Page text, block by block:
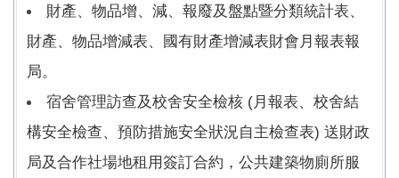
財產、物品增、減、報廢及盤點暨分類統計表、
財產、物品增減表、國有財產增減表財會月報表報
局。
宿舍管理訪查及校舍安全檢核 (月報表、校舍結
構安全檢查、預防措施安全狀況自主檢查表) 送財政
局及合作社場地租用簽訂合約，公共建築物廁所服